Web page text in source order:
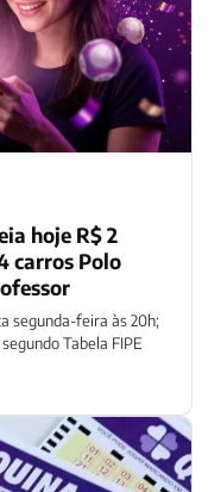
hoje R$ 2
carros Polo
segunda-feira às 20h;
Tabela FIPE